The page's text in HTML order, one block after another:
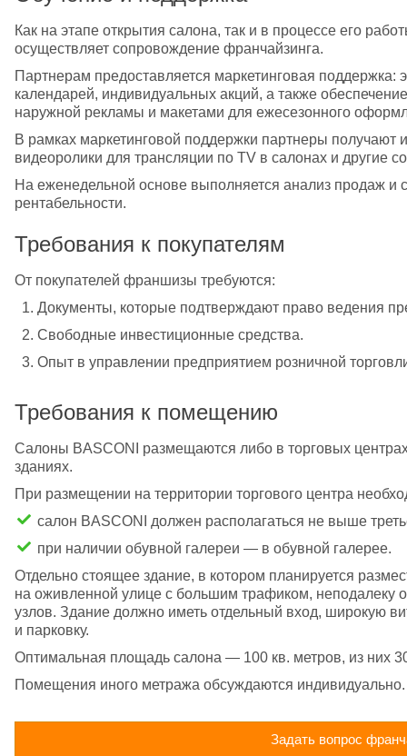
Как на этапе открытия салона, так и в процессе его
осуществляет сопровождение франчайзинга.
Партнерам предоставляется маркетинговая поддержка:
календарей, индивидуальных акций, а также
наружной рекламы и макетами для ежесезонного
В рамках маркетинговой поддержки партнеры получают
видеоролики для трансляции по TV в салонах и другие
На еженедельной основе выполняется анализ продаж
рентабельности.
Требования к покупателям
От покупателей франшизы требуются:
Документы, которые подтверждают право ведения
Свободные инвестиционные средства.
Опыт в управлении предприятием розничной
Требования к помещению
Салоны BASCONI размещаются либо в торговых
зданиях.
При размещении на территории торгового центра
салон BASCONI должен располагаться не выше
при наличии обувной галереи — в обувной галерее.
Отдельно стоящее здание, в котором планируется
на оживленной улице с большим трафиком, неподалеку
узлов. Здание должно иметь отдельный вход, широкую
и парковку.
Оптимальная площадь салона — 100 кв. метров, из них
Помещения иного метража обсуждаются индивидуально.
Задать вопрос